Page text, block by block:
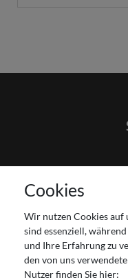
Cookies
Wir nutzen Cookies auf
sind essenziell,
und Ihre Erfahrung zu
den von uns
Nutzer finden Sie hier: